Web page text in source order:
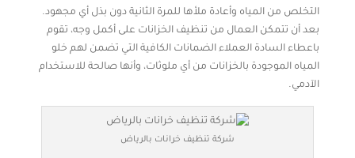
التخلص من المياه وأعادة ملأها للمرة الثانية دون بذل أي مجهود.
بعد أن تتمكن العمال من تنظيف الخزانات على أكمل وجه، تقوم
باعطاء السادة العملاء الضمانات الكافية التي تضمن لهم خلو
المياه الموجودة بالخزانات من أي ملوثات، وأنها صالحة للاستخدام
الآدمي.
شركة تنظيف خرانات بالرياض